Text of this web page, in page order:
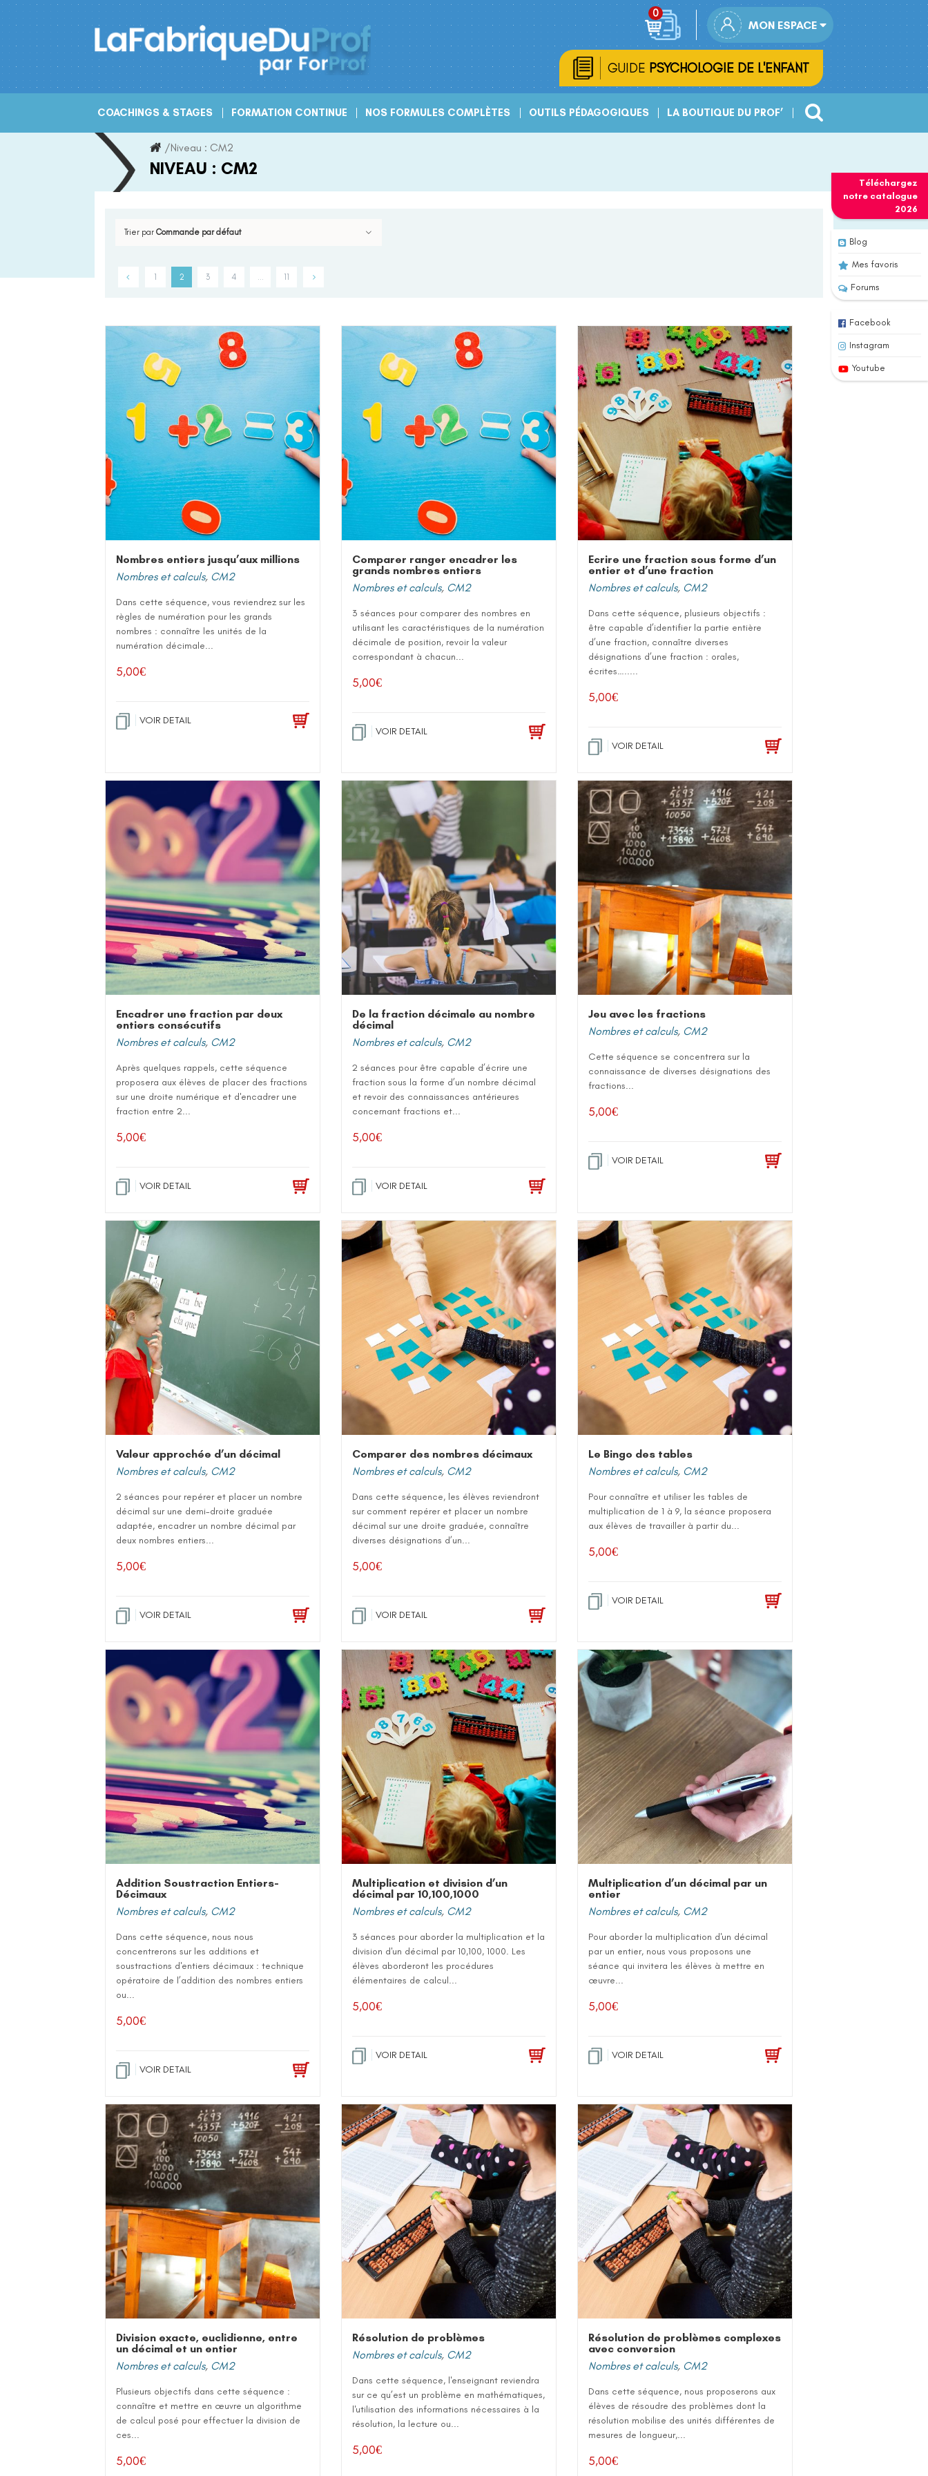
Téléchargez
notre catalogue
2026
Blog
Mes favoris
Forums
Facebook
Instagram
Youtube
Skip
to
MON ESPACE
GUIDE PSYCHOLOGIE DE L'ENFANT
COACHINGS & STAGES FORMATION CONTINUE NOS FORMULES COMPLÈTES OUTILS PÉDAGOGIQUES LA BOUTIQUE DU PROF’
/Niveau : CM2
NIVEAU : CM2
Trier par Commande par défaut
1 2 3 4 … 11
Nombres entiers jusqu’aux millions
Nombres et calculs, CM2
Dans cette séquence, vous reviendrez sur les
règles de numération pour les grands
nombres : connaître les unités de la
numération décimale...
5,00€
VOIR DETAIL
Comparer ranger encadrer les
grands nombres entiers
Nombres et calculs, CM2
3 séances pour comparer des nombres en
utilisant les caractéristiques de la numération
décimale de position, revoir la valeur
correspondant à chacun...
5,00€
VOIR DETAIL
Ecrire une fraction sous forme d’un
entier et d’une fraction
Nombres et calculs, CM2
Dans cette séquence, plusieurs objectifs :
être capable d’identifier la partie entière
d’une fraction, connaître diverses
désignations d’une fraction : orales,
écrites….....
5,00€
VOIR DETAIL
Encadrer une fraction par deux
entiers consécutifs
Nombres et calculs, CM2
Après quelques rappels, cette séquence
proposera aux élèves de placer des fractions
sur une droite numérique et d'encadrer une
fraction entre 2...
5,00€
VOIR DETAIL
De la fraction décimale au nombre
décimal
Nombres et calculs, CM2
2 séances pour être capable d’écrire une
fraction sous la forme d’un nombre décimal
et revoir des connaissances antérieures
concernant fractions et...
5,00€
VOIR DETAIL
Jeu avec les fractions
Nombres et calculs, CM2
Cette séquence se concentrera sur la
connaissance de diverses désignations des
fractions...
5,00€
VOIR DETAIL
Valeur approchée d’un décimal
Nombres et calculs, CM2
2 séances pour repérer et placer un nombre
décimal sur une demi-droite graduée
adaptée, encadrer un nombre décimal par
deux nombres entiers...
5,00€
VOIR DETAIL
Comparer des nombres décimaux
Nombres et calculs, CM2
Dans cette séquence, les élèves reviendront
sur comment repérer et placer un nombre
décimal sur une droite graduée, connaître
diverses désignations d’un...
5,00€
VOIR DETAIL
Le Bingo des tables
Nombres et calculs, CM2
Pour connaître et utiliser les tables de
multiplication de 1 à 9, la séance proposera
aux élèves de travailler à partir du...
5,00€
VOIR DETAIL
Addition Soustraction Entiers-
Décimaux
Nombres et calculs, CM2
Dans cette séquence, nous nous
concentrerons sur les additions et
soustractions d'entiers décimaux : technique
opératoire de l’addition des nombres entiers
ou...
5,00€
VOIR DETAIL
Multiplication et division d’un
décimal par 10,100,1000
Nombres et calculs, CM2
3 séances pour aborder la multiplication et la
division d'un décimal par 10,100, 1000. Les
élèves aborderont les procédures
élémentaires de calcul...
5,00€
VOIR DETAIL
Multiplication d’un décimal par un
entier
Nombres et calculs, CM2
Pour aborder la multiplication d'un décimal
par un entier, nous vous proposons une
séance qui invitera les élèves à mettre en
œuvre...
5,00€
VOIR DETAIL
Division exacte, euclidienne, entre
un décimal et un entier
Nombres et calculs, CM2
Plusieurs objectifs dans cette séquence :
connaître et mettre en œuvre un algorithme
de calcul posé pour effectuer la division de
ces...
5,00€
Résolution de problèmes
Nombres et calculs, CM2
Dans cette séquence, l'enseignant reviendra
sur ce qu’est un problème en mathématiques,
l'utilisation des informations nécessaires à la
résolution, la lecture ou...
5,00€
Résolution de problèmes complexes
avec conversion
Nombres et calculs, CM2
Dans cette séquence, nous proposerons aux
élèves de résoudre des problèmes dont la
résolution mobilise des unités différentes de
mesures de longueur,...
5,00€